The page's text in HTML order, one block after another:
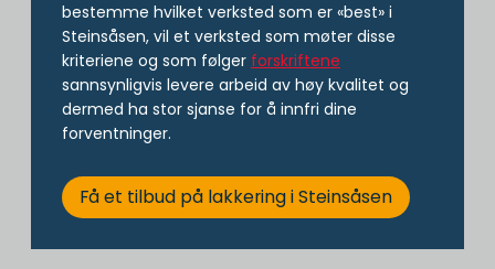
bestemme hvilket verksted som er «best» i
Steinsåsen, vil et verksted som møter disse
kriteriene og som følger forskriftene
sannsynligvis levere arbeid av høy kvalitet og
dermed ha stor sjanse for å innfri dine
forventninger.
Få et tilbud på lakkering i Steinsåsen